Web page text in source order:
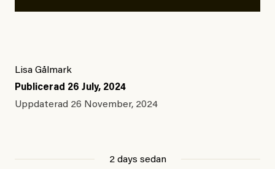
Lisa Gålmark
Publicerad 26 July, 2024
Uppdaterad 26 November, 2024
2 days sedan